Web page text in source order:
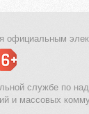
официальным
службе по
и массовых